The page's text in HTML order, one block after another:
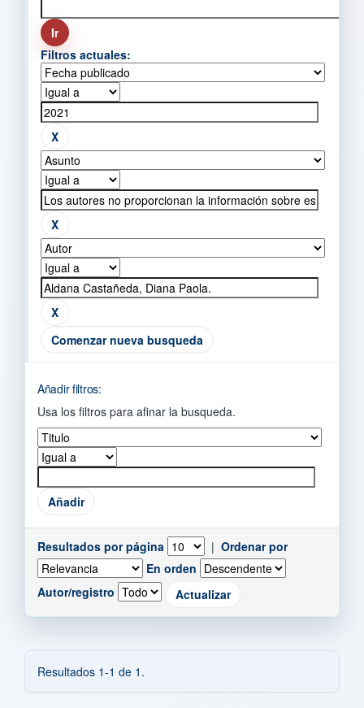
Filtros actuales:
Comenzar nueva busqueda
Añadir filtros:
Usa los filtros para afinar la busqueda.
Resultados por página | Ordenar por
En orden
Autor/registro
Resultados 1-1 de 1.